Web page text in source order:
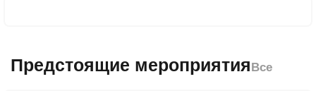
Предстоящие мероприятияВсе